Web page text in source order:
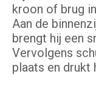
kroon of brug
Aan de
brengt hij een
Vervolgens
plaats en drukt